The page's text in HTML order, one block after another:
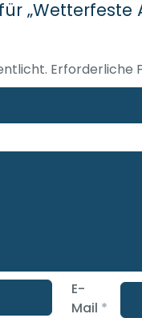
Erforderliche
E-
Mail *